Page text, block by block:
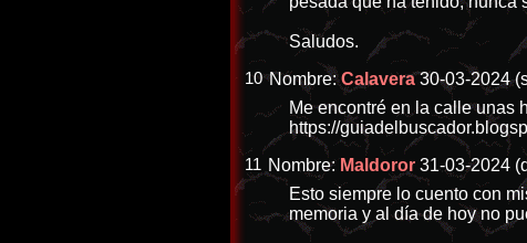
Saludos.
10 Nombre:Calavera 30-03-2024
Me encontré en la calle unas
https://
11 Nombre: Maldoror 31-03-2024
Esto siempre lo cuento con
memoria y al día de hoy no